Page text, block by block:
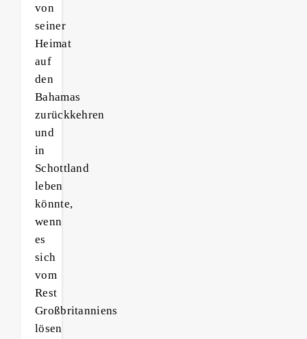
von
seiner
Heimat
auf
den
Bahamas
zurückkehren
und
in
Schottland
leben
könnte,
wenn
es
sich
vom
Rest
Großbritanniens
lösen